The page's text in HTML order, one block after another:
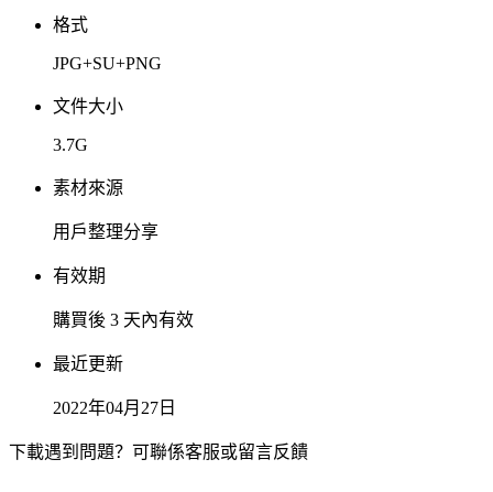
格式
JPG+SU+PNG
文件大小
3.7G
素材來源
用戶整理分享
有效期
購買後 3 天內有效
最近更新
2022年04月27日
下載遇到問題？可聯係客服或留言反饋